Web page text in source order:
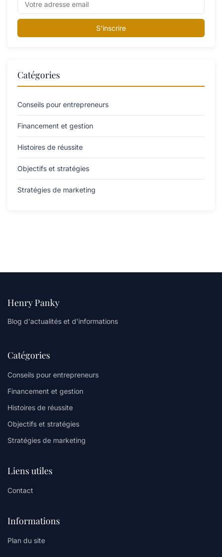
S'inscrire
Catégories
Conseils pour entrepreneurs
Financement et gestion
Histoires de réussite
Objectifs et stratégies
Stratégies de marketing
Henry Panky
Blog d'actualités et d'informations
Catégories
Conseils pour entrepreneurs
Financement et gestion
Histoires de réussite
Objectifs et stratégies
Stratégies de marketing
Liens utiles
Contact
Informations
Plan du site